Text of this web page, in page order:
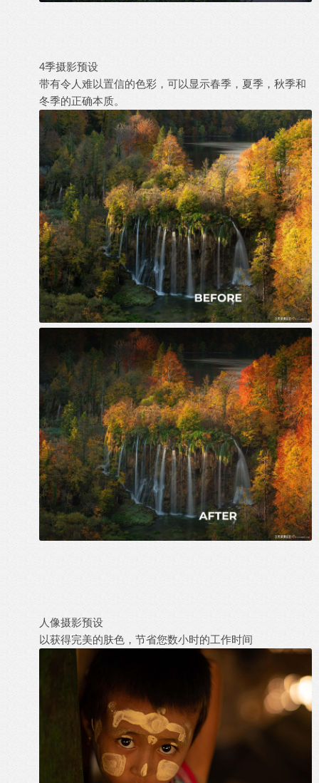
4季摄影预设
带有令人难以置信的色彩，可以显示春季，夏季，秋季和
冬季的正确本质。
人像摄影预设
以获得完美的肤色，节省您数小时的工作时间